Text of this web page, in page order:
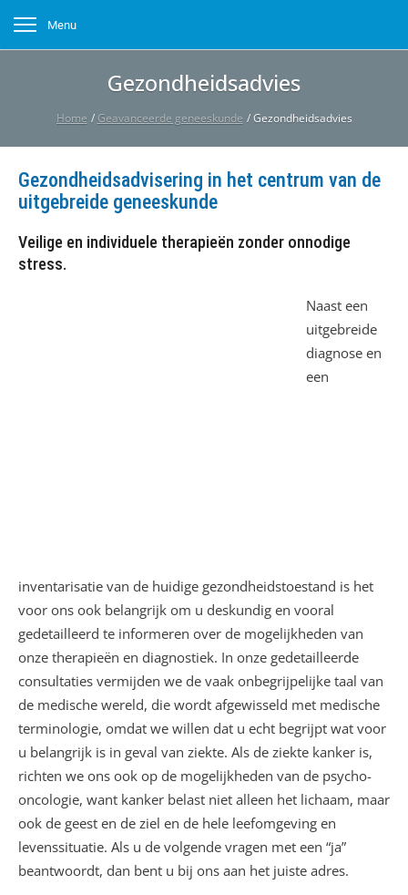
Gezondheidsadvies
Home / Geavanceerde geneeskunde /Gezondheidsadvies
Gezondheidsadvisering in het centrum van de
uitgebreide geneeskunde
Veilige en individuele therapieën zonder onnodige
stress.
Naast een
uitgebreide
diagnose en
een
inventarisatie van de huidige gezondheidstoestand is het
voor ons ook belangrijk om u deskundig en vooral
gedetailleerd te informeren over de mogelijkheden van
onze therapieën en diagnostiek. In onze gedetailleerde
consultaties vermijden we de vaak onbegrijpelijke taal van
de medische wereld, die wordt afgewisseld met medische
terminologie, omdat we willen dat u echt begrijpt wat voor
u belangrijk is in geval van ziekte. Als de ziekte kanker is,
richten we ons ook op de mogelijkheden van de psycho-
oncologie, want kanker belast niet alleen het lichaam, maar
ook de geest en de ziel en de hele leefomgeving en
levenssituatie. Als u de volgende vragen met een “ja”
beantwoordt, dan bent u bij ons aan het juiste adres.
Menu